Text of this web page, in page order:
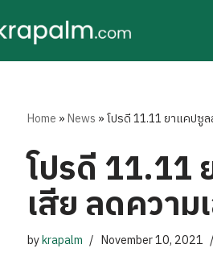
Home »News »โปรดี 11.11 ยาแคปซูล
โปรดี 11.11
เสีย ลดความ
bykrapalm November 10, 2021